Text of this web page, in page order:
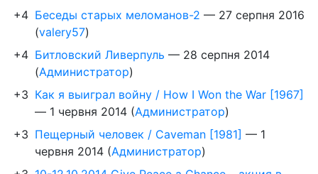
+4 Беседы старых меломанов-2 — 27 серпня 2016
(valery57)
+4 Битловский Ливерпуль — 28 серпня 2014
(Администратор)
+3 Как я выиграл войну / How I Won the War [1967]
— 1 червня 2014 (Администратор)
+3 Пещерный человек / Caveman [1981] — 1
червня 2014 (Администратор)